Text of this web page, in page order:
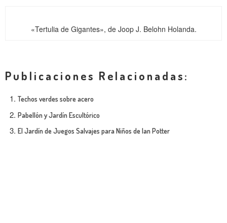
«Tertulia de Gigantes», de Joop J. Belohn Holanda.
Publicaciones Relacionadas:
Techos verdes sobre acero
Pabellón y Jardín Escultórico
El Jardín de Juegos Salvajes para Niños de Ian Potter